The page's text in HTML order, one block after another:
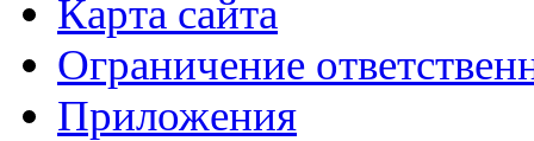
Карта сайта
Ограничение
Приложения